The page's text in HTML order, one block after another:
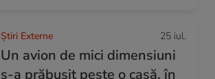
Știri Externe 25 iul.
Un avion de mici dimensiuni
s-a prăbușit peste o casă, în